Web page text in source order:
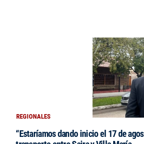
REGIONALES
“Estaríamos dando inicio el 17 de